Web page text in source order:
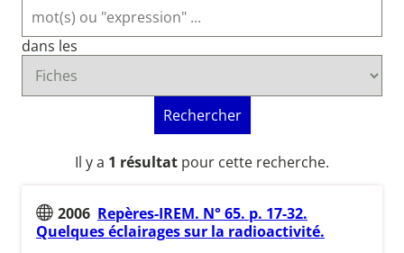
dans les
Rechercher
Il y a 1 résultat pour cette recherche.
2006 Repères-IREM. N° 65. p. 17-32.
Quelques éclairages sur la radioactivité.